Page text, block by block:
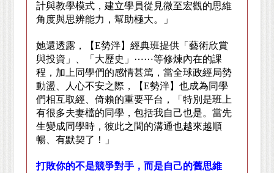
計與教學模式，建立學員從見微至宏觀的思維
角度與思辨能力，幫助極大。」
她還透露，【E勢泮】經典班提供「藝術欣賞
與投資」、「大歷史」 ⋯⋯等修煉內在的課
程，加上同學們的感情甚篤，當全球政經局勢
動盪、人心不安之際，【E勢泮】也成為同學
們相互取經、倚賴的重要平台，「特別是班上
有很多夫妻檔的同學，包括我自己也是。當先
生變成同學時，彼此之間的溝通也越來越順
暢、有默契了！」
打敗你的不是競爭對手，而是自己的舊思維